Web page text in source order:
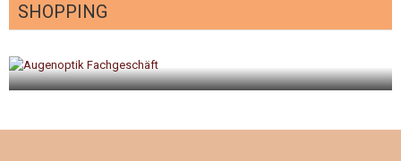
SHOPPING
Redaktion 23. Juli 2026